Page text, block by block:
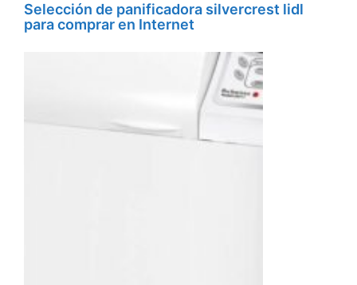
Selección de panificadora silvercrest lidl
para comprar en Internet